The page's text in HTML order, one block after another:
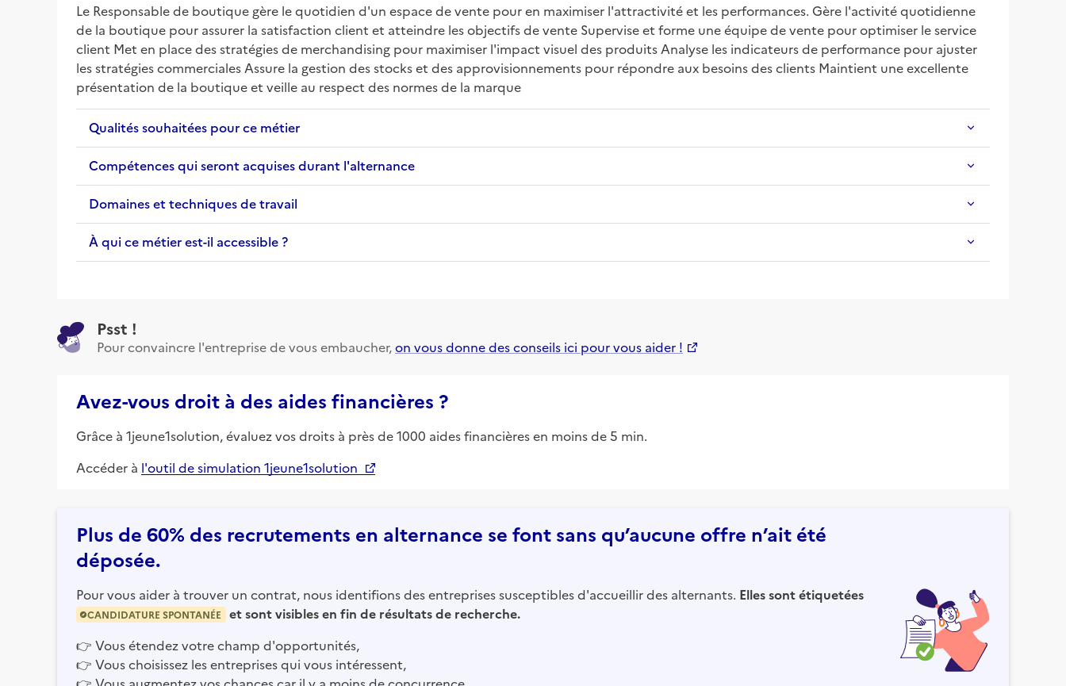
Le Responsable de boutique gère le quotidien d'un espace de vente pour en maximiser l'attractivité et les performances. Gère l'activité quotidienne
de la boutique pour assurer la satisfaction client et atteindre les objectifs de vente Supervise et forme une équipe de vente pour optimiser le service
client Met en place des stratégies de merchandising pour maximiser l'impact visuel des produits Analyse les indicateurs de performance pour ajuster
les stratégies commerciales Assure la gestion des stocks et des approvisionnements pour répondre aux besoins des clients Maintient une excellente
présentation de la boutique et veille au respect des normes de la marque
Qualités souhaitées pour ce métier
Compétences qui seront acquises durant l'alternance
Domaines et techniques de travail
À qui ce métier est-il accessible ?
Psst !
Pour convaincre l'entreprise de vous embaucher,on vous donne des conseils ici pour vous aider !
Avez-vous droit à des aides financières ?
Grâce à 1jeune1solution, évaluez vos droits à près de 1000 aides financières en moins de 5 min.
Accéder à l'outil de simulation 1jeune1solution
Plus de 60% des recrutements en alternance se font sans qu’aucune offre n’ait été
déposée.
Pour vous aider à trouver un contrat, nous identifions des entreprises susceptibles d'accueillir des alternants. Elles sont étiquetées
CANDIDATURE SPONTANÉE
et sont visibles en fin de résultats de recherche.
👉 Vous étendez votre champ d'opportunités,
👉 Vous choisissez les entreprises qui vous intéressent,
👉 Vous augmentez vos chances car il y a moins de concurrence.